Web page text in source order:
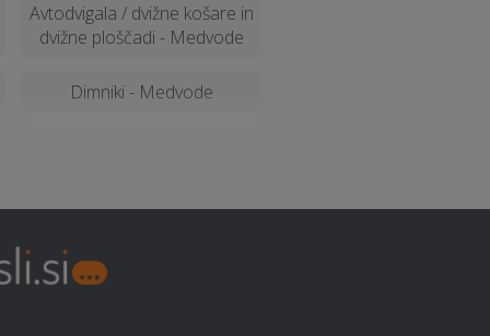
Avtodvigala / dvižne košare in
dvižne ploščadi - Medvode
Dimniki - Medvode